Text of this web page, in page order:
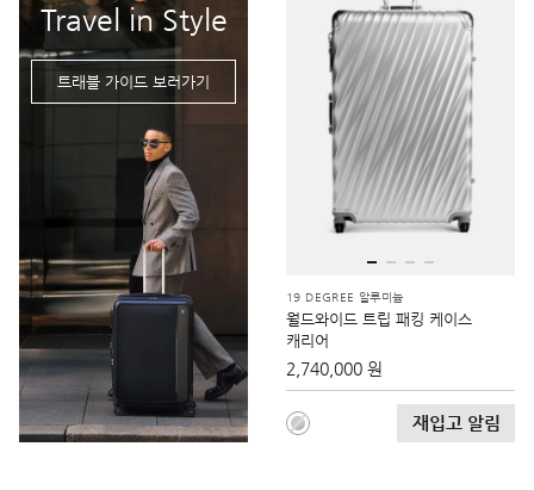
Travel in Style
트래블 가이드 보러가기
19 DEGREE 알루미늄
월드와이드 트립 패킹 케이스
캐리어
2,740,000 원
재입고 알림